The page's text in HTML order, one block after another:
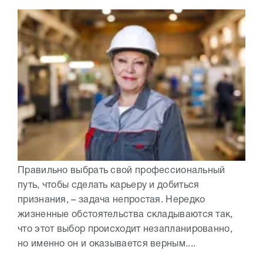
Правильно выбрать свой профессиональный
путь, чтобы сделать карьеру и добиться
признания, – задача непростая. Нередко
жизненные обстоятельства складываются так,
что этот выбор происходит незапланированно,
но именно он и оказывается верным....